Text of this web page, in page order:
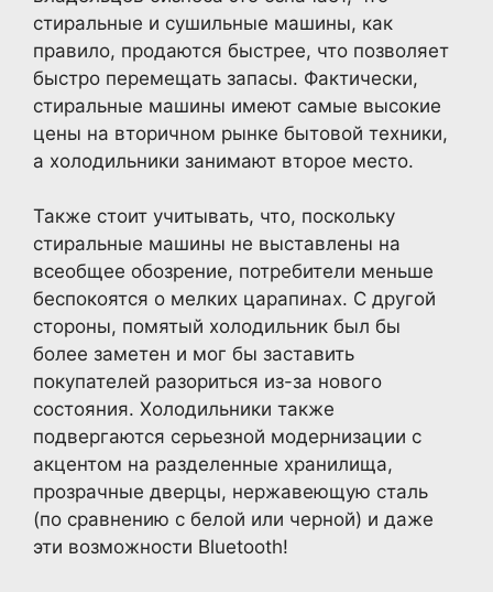
стиральные и сушильные машины, как
правило, продаются быстрее, что позволяет
быстро перемещать запасы. Фактически,
стиральные машины имеют самые высокие
цены на вторичном рынке бытовой техники,
а холодильники занимают второе место.
Также стоит учитывать, что, поскольку
стиральные машины не выставлены на
всеобщее обозрение, потребители меньше
беспокоятся о мелких царапинах. С другой
стороны, помятый холодильник был бы
более заметен и мог бы заставить
покупателей разориться из-за нового
состояния. Холодильники также
подвергаются серьезной модернизации с
акцентом на разделенные хранилища,
прозрачные дверцы, нержавеющую сталь
(по сравнению с белой или черной) и даже
эти возможности Bluetooth!